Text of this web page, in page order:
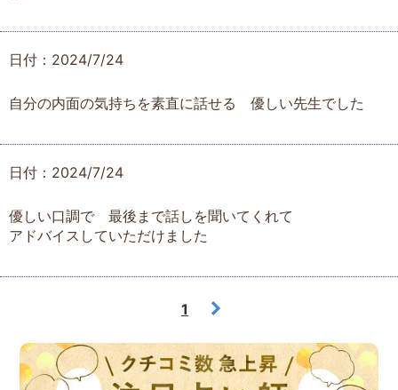
日付：2024/7/24
自分の内面の気持ちを素直に話せる 優しい先生でした
日付：2024/7/24
優しい口調で 最後まで話しを聞いてくれて
アドバイスしていただけました
1